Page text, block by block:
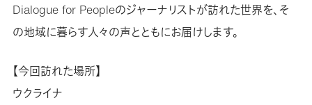
Dialogue for Peopleのジャーナリストが訪れた世界を、そ
の地域に暮らす人々の声とともにお届けします。
【今回訪れた場所】
ウクライナ